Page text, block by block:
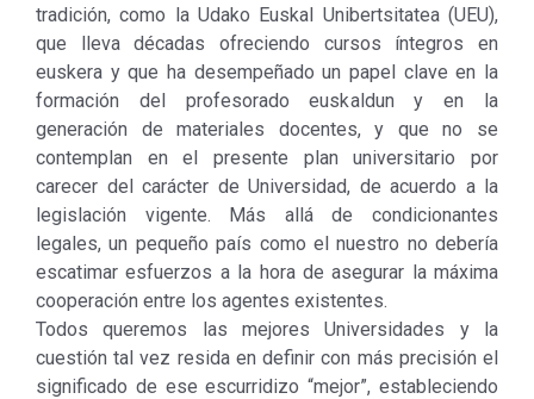
tradición, como la Udako Euskal Unibertsitatea (UEU),
que lleva décadas ofreciendo cursos íntegros en
euskera y que ha desempeñado un papel clave en la
formación del profesorado euskaldun y en la
generación de materiales docentes, y que no se
contemplan en el presente plan universitario por
carecer del carácter de Universidad, de acuerdo a la
legislación vigente. Más allá de condicionantes
legales, un pequeño país como el nuestro no debería
escatimar esfuerzos a la hora de asegurar la máxima
cooperación entre los agentes existentes.
Todos queremos las mejores Universidades y la
cuestión tal vez resida en definir con más precisión el
significado de ese escurridizo “mejor”, estableciendo